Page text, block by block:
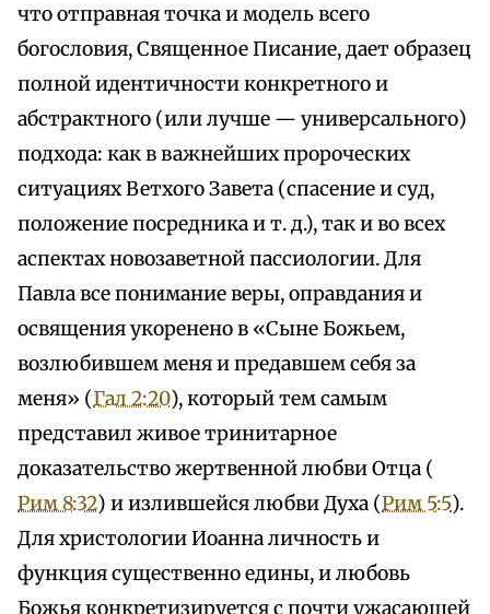
что отправная точка и модель всего
богословия, Священное Писание, дает образец
полной идентичности конкретного и
абстрактного (или лучше — универсального)
подхода: как в важнейших пророческих
ситуациях Ветхого Завета (спасение и суд,
положение посредника и т. д.), так и во всех
аспектах новозаветной пассиологии. Для
Павла все понимание веры, оправдания и
освящения укоренено в «Сыне Божьем,
возлюбившем меня и предавшем себя за
меня» (Гал 2:20), который тем самым
представил живое тринитарное
доказательство жертвенной любви Отца (
Рим 8:32) и излившейся любви Духа (Рим 5:5).
Для христологии Иоанна личность и
функция существенно едины, и любовь
Божья конкретизируется с почти ужасающей